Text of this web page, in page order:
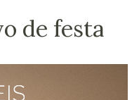
de festa